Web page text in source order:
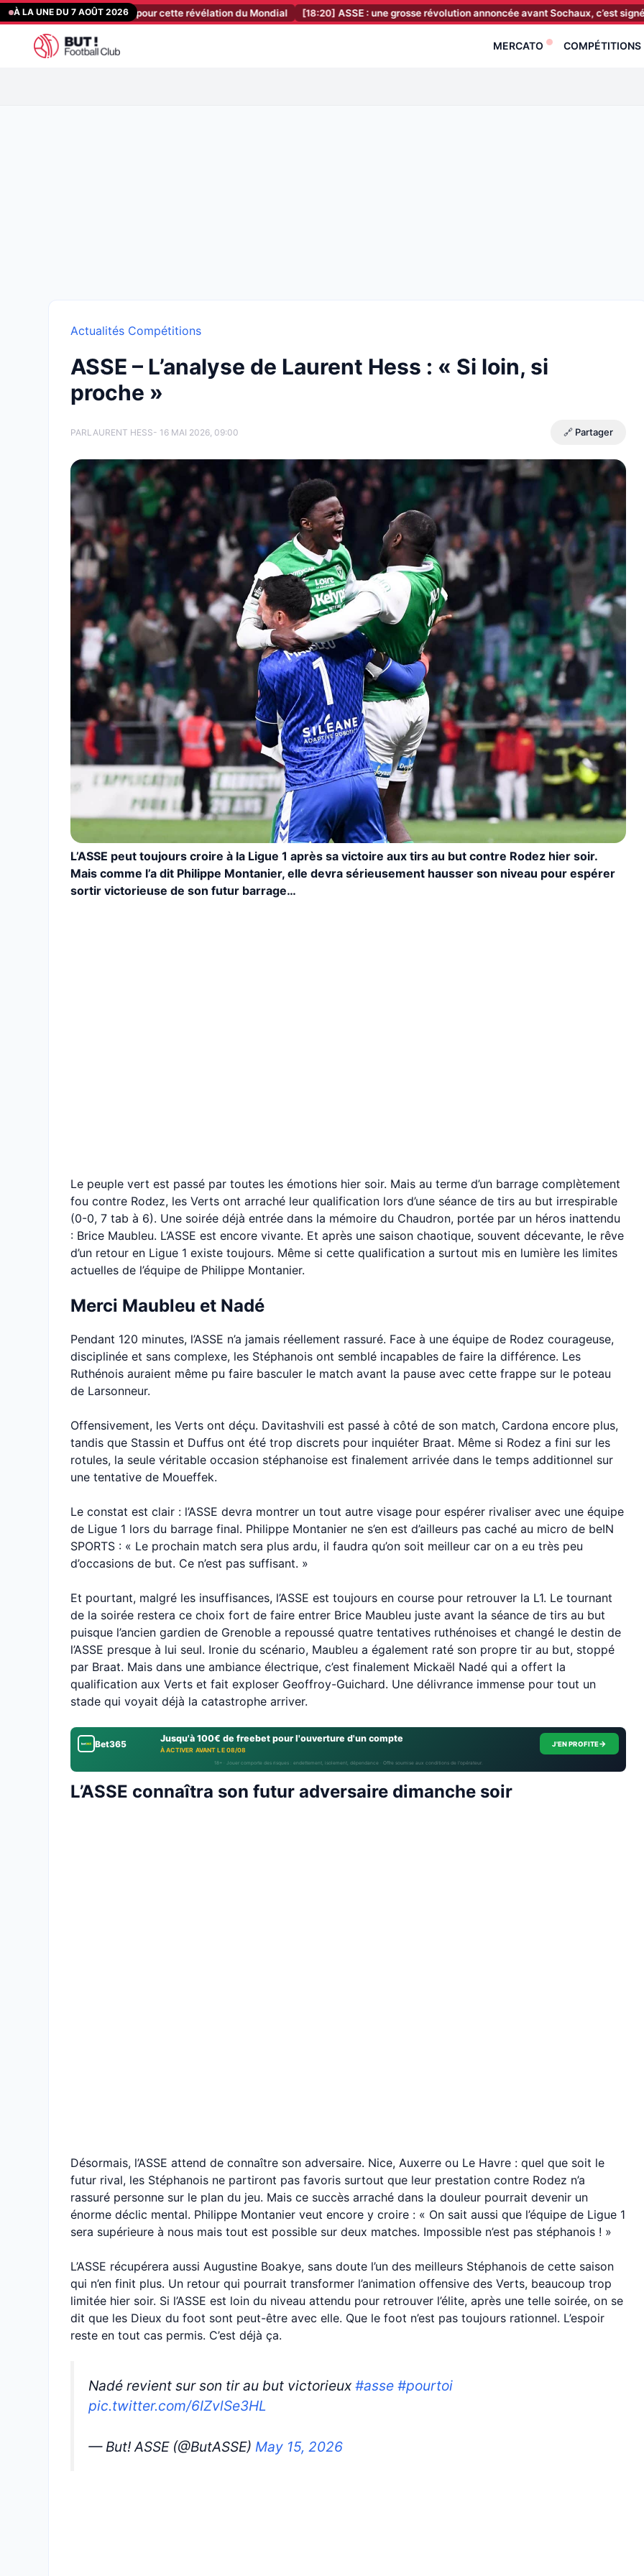
Aller
au
contenu
À LA UNE DU 7 AOÛT 2026
: c’est confirmé pour cette révélation du Mondial [18:20] ASSE : une grosse révolution annoncée avant Sochaux, c’est signé Ian Cathro !
MERCATO COMPÉTITIONS
Actualités Compétitions
ASSE – L’analyse de Laurent Hess : « Si loin, si
proche »
PARLAURENT HESS- 16 MAI 2026, 09:00 🔗 Partager
L’ASSE peut toujours croire à la Ligue 1 après sa victoire aux tirs au but contre Rodez hier soir.
Mais comme l’a dit Philippe Montanier, elle devra sérieusement hausser son niveau pour espérer
sortir victorieuse de son futur barrage…
Le peuple vert est passé par toutes les émotions hier soir. Mais au terme d’un barrage complètement
fou contre Rodez, les Verts ont arraché leur qualification lors d’une séance de tirs au but irrespirable
(0-0, 7 tab à 6). Une soirée déjà entrée dans la mémoire du Chaudron, portée par un héros inattendu
: Brice Maubleu. L’ASSE est encore vivante. Et après une saison chaotique, souvent décevante, le rêve
d’un retour en Ligue 1 existe toujours. Même si cette qualification a surtout mis en lumière les limites
actuelles de l’équipe de Philippe Montanier.
Merci Maubleu et Nadé
Pendant 120 minutes, l’ASSE n’a jamais réellement rassuré. Face à une équipe de Rodez courageuse,
disciplinée et sans complexe, les Stéphanois ont semblé incapables de faire la différence. Les
Ruthénois auraient même pu faire basculer le match avant la pause avec cette frappe sur le poteau
de Larsonneur.
Offensivement, les Verts ont déçu. Davitashvili est passé à côté de son match, Cardona encore plus,
tandis que Stassin et Duffus ont été trop discrets pour inquiéter Braat. Même si Rodez a fini sur les
rotules, la seule véritable occasion stéphanoise est finalement arrivée dans le temps additionnel sur
une tentative de Moueffek.
Le constat est clair : l’ASSE devra montrer un tout autre visage pour espérer rivaliser avec une équipe
de Ligue 1 lors du barrage final. Philippe Montanier ne s’en est d’ailleurs pas caché au micro de beIN
SPORTS : « Le prochain match sera plus ardu, il faudra qu’on soit meilleur car on a eu très peu
d’occasions de but. Ce n’est pas suffisant. »
Et pourtant, malgré les insuffisances, l’ASSE est toujours en course pour retrouver la L1. Le tournant
de la soirée restera ce choix fort de faire entrer Brice Maubleu juste avant la séance de tirs au but
puisque l’ancien gardien de Grenoble a repoussé quatre tentatives ruthénoises et changé le destin de
l’ASSE presque à lui seul. Ironie du scénario, Maubleu a également raté son propre tir au but, stoppé
par Braat. Mais dans une ambiance électrique, c’est finalement Mickaël Nadé qui a offert la
qualification aux Verts et fait exploser Geoffroy-Guichard. Une délivrance immense pour tout un
stade qui voyait déjà la catastrophe arriver.
Bet365 Jusqu'à 100€ de freebet pour l'ouverture d'un compte
À ACTIVER AVANT LE 08/08
J'EN PROFITE→
18+ · Jouer comporte des risques : endettement, isolement, dépendance · Offre soumise aux conditions de l’opérateur.
L’ASSE connaîtra son futur adversaire dimanche soir
Désormais, l’ASSE attend de connaître son adversaire. Nice, Auxerre ou Le Havre : quel que soit le
futur rival, les Stéphanois ne partiront pas favoris surtout que leur prestation contre Rodez n’a
rassuré personne sur le plan du jeu. Mais ce succès arraché dans la douleur pourrait devenir un
énorme déclic mental. Philippe Montanier veut encore y croire : « On sait aussi que l’équipe de Ligue 1
sera supérieure à nous mais tout est possible sur deux matches. Impossible n’est pas stéphanois ! »
L’ASSE récupérera aussi Augustine Boakye, sans doute l’un des meilleurs Stéphanois de cette saison
qui n’en finit plus. Un retour qui pourrait transformer l’animation offensive des Verts, beaucoup trop
limitée hier soir. Si l’ASSE est loin du niveau attendu pour retrouver l’élite, après une telle soirée, on se
dit que les Dieux du foot sont peut-être avec elle. Que le foot n’est pas toujours rationnel. L’espoir
reste en tout cas permis. C’est déjà ça.
Nadé revient sur son tir au but victorieux#asse #pourtoi
pic.twitter.com/6IZvlSe3HL
— But! ASSE (@ButASSE) May 15, 2026